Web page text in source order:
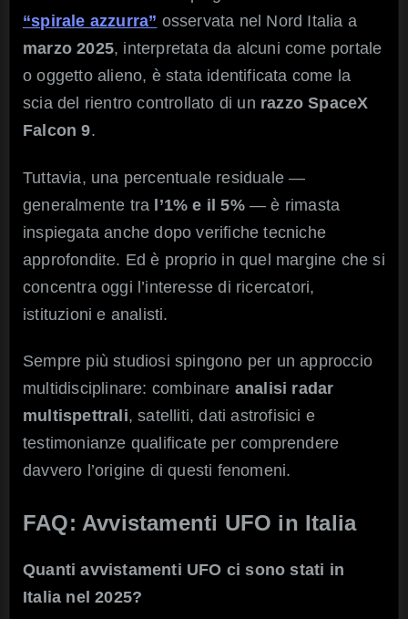
“spirale azzurra” osservata nel Nord Italia a
marzo 2025, interpretata da alcuni come portale
o oggetto alieno, è stata identificata come la
scia del rientro controllato di un razzo SpaceX
Falcon 9.
Tuttavia, una percentuale residuale —
generalmente tra l’1% e il 5%— è rimasta
inspiegata anche dopo verifiche tecniche
approfondite. Ed è proprio in quel margine che si
concentra oggi l’interesse di ricercatori,
istituzioni e analisti.
Sempre più studiosi spingono per un approccio
multidisciplinare: combinare analisi radar
multispettrali, satelliti, dati astrofisici e
testimonianze qualificate per comprendere
davvero l’origine di questi fenomeni.
FAQ: Avvistamenti UFO in Italia
Quanti avvistamenti UFO ci sono stati in
Italia nel 2025?